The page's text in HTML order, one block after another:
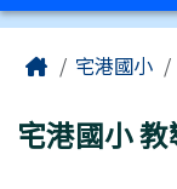
工具列
Home宅港國小
宅港國小教